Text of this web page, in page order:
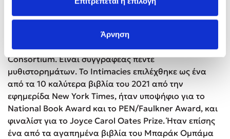
Άρνηση
Η Katie Kitamura (Κέιτι Κιταμούρα) είναι απόφοιτος
του Πανεπιστημίου Princeton και έχει διδακτορικό
στην αμερικανική λογοτεχνία από το London
Consortium. Είναι συγγραφέας πέντε
μυθιστορημάτων. Το Intimacies επιλέχθηκε ως ένα
από τα 10 καλύτερα βιβλία του 2021 από την
εφημερίδα New York Times, ήταν υποψήφιο για το
National Book Award και το PEN/Faulkner Award, και
φιναλίστ για το Joyce Carol Oates Prize. Ήταν επίσης
ένα από τα αγαπημένα βιβλία του Μπαράκ Ομπάμα